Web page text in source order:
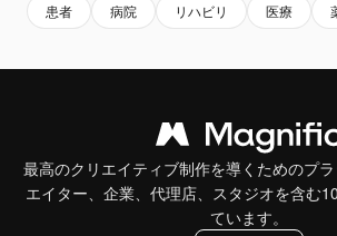
患者 病院 リハビリ 医療
最高のクリエイティブ制作を導くためのプ
エイター、企業、代理店、スタジオを含む
ています。